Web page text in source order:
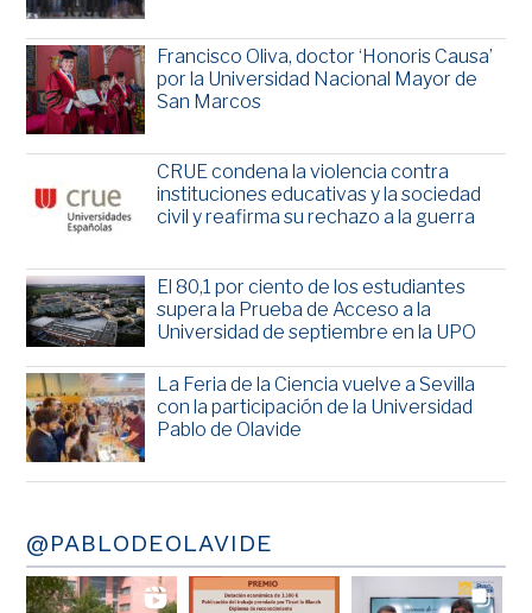
Francisco Oliva, doctor ‘Honoris Causa’
por la Universidad Nacional Mayor de
San Marcos
CRUE condena la violencia contra
instituciones educativas y la sociedad
civil y reafirma su rechazo a la guerra
El 80,1 por ciento de los estudiantes
supera la Prueba de Acceso a la
Universidad de septiembre en la UPO
La Feria de la Ciencia vuelve a Sevilla
con la participación de la Universidad
Pablo de Olavide
@PABLODEOLAVIDE